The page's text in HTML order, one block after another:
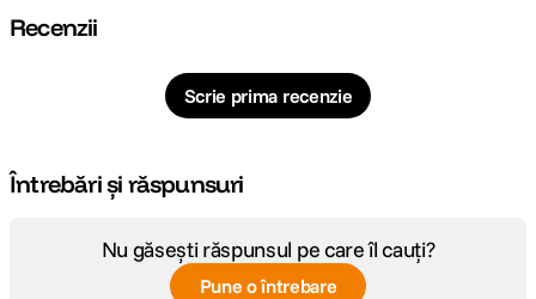
Recenzii
Scrie prima recenzie
Întrebări și răspunsuri
Nu găsești răspunsul pe care îl cauți?
Pune o întrebare